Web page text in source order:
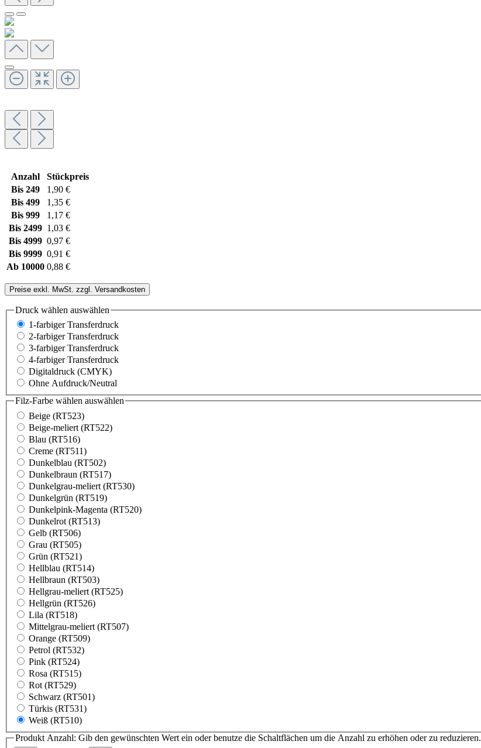
Anzahl
Stückpreis
Bis 249
1,90 €
Bis 499
1,35 €
Bis 999
1,17 €
Bis 2499 1,03 €
Bis 4999 0,97 €
Bis 9999 0,91 €
Ab 10000 0,88 €
Preise exkl. MwSt. zzgl. Versandkosten
Druck wählen auswählen
1-farbiger Transferdruck
2-farbiger Transferdruck
3-farbiger Transferdruck
4-farbiger Transferdruck
Digitaldruck (CMYK)
Ohne Aufdruck/Neutral
Filz-Farbe wählen auswählen
Beige (RT523)
Beige-meliert (RT522)
Blau (RT516)
Creme (RT511)
Dunkelblau (RT502)
Dunkelbraun (RT517)
Dunkelgrau-meliert (RT530)
Dunkelgrün (RT519)
Dunkelpink-Magenta (RT520)
Dunkelrot (RT513)
Gelb (RT506)
Grau (RT505)
Grün (RT521)
Hellblau (RT514)
Hellbraun (RT503)
Hellgrau-meliert (RT525)
Hellgrün (RT526)
Lila (RT518)
Mittelgrau-meliert (RT507)
Orange (RT509)
Petrol (RT532)
Pink (RT524)
Rosa (RT515)
Rot (RT529)
Schwarz (RT501)
Türkis (RT531)
Weiß (RT510)
Produkt Anzahl: Gib den gewünschten Wert ein oder benutze die Schaltflächen um die Anzahl zu erhöhen oder zu reduzieren.